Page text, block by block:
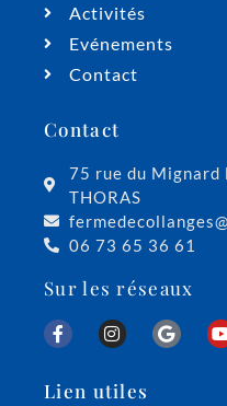
Activités
Evénements
Contact
Contact
75 rue du
THORAS
06 73 65 36 61
Sur les réseaux
Lien utiles